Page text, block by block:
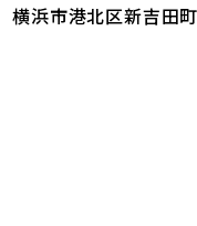
横浜市港北区新吉田